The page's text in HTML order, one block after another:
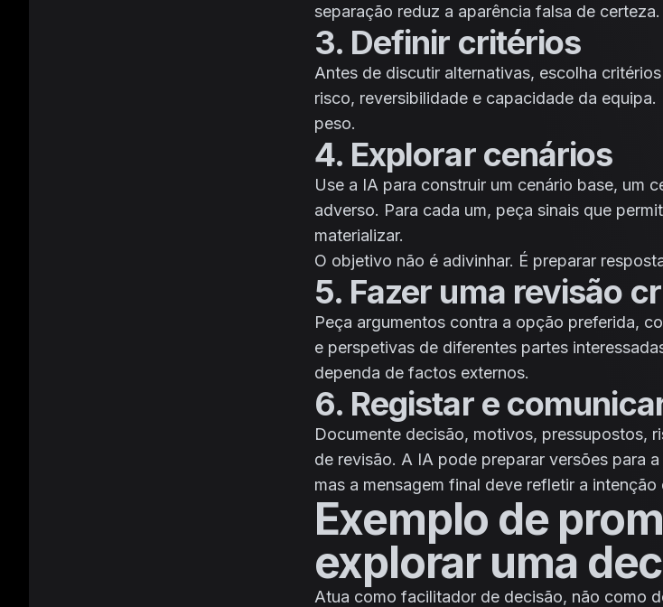
separação reduz a aparência falsa de certeza.
3. Definir critérios
Antes de discutir alternativas, escolha
risco, reversibilidade e capacidade da
peso.
4. Explorar cenários
Use a IA para construir um cenário base, um
adverso. Para cada um, peça sinais que
materializar.
O objetivo não é adivinhar. É preparar
5. Fazer uma revisão
Peça argumentos contra a opção preferida,
e perspetivas de diferentes partes
dependa de factos externos.
6. Registar e
Documente decisão, motivos, pressupostos,
de revisão. A IA pode preparar versões para
mas a mensagem final deve refletir a intenção
Exemplo de
explorar uma
Atua como facilitador de decisão, não como